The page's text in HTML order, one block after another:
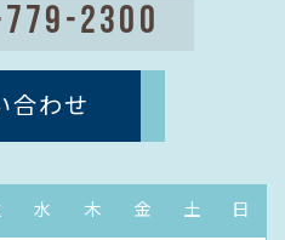
2300
合わせ
水 木 金 土 日